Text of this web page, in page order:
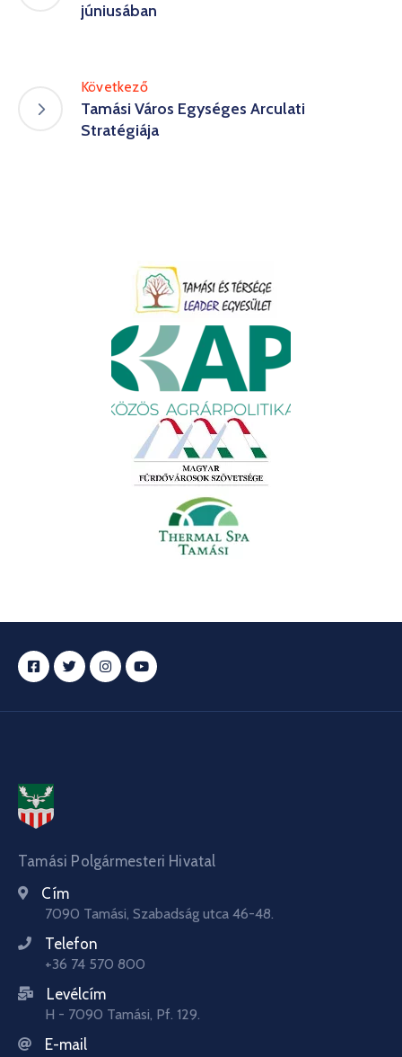
júniusában
Következő
Tamási Város Egységes Arculati
Stratégiája
Tamási Polgármesteri Hivatal
Cím
7090 Tamási, Szabadság utca 46-48.
Telefon
+36 74 570 800
Levélcím
H - 7090 Tamási, Pf. 129.
E-mail